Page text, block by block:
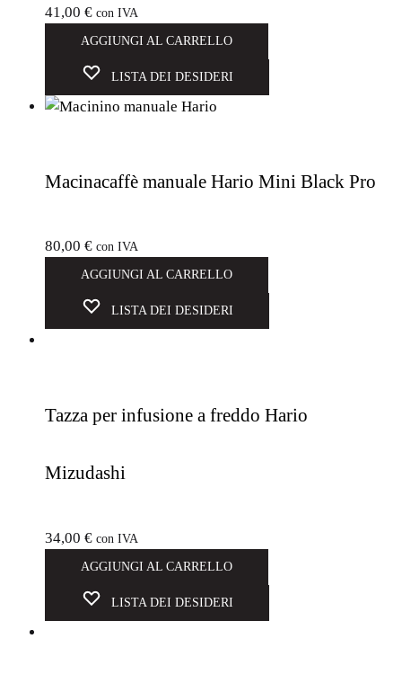
41,00 € con IVA
AGGIUNGI AL CARRELLO
LISTA DEI DESIDERI
Macinacaffè manuale Hario Mini Black Pro
80,00 € con IVA
AGGIUNGI AL CARRELLO
LISTA DEI DESIDERI
Tazza per infusione a freddo Hario
Mizudashi
34,00 € con IVA
AGGIUNGI AL CARRELLO
LISTA DEI DESIDERI